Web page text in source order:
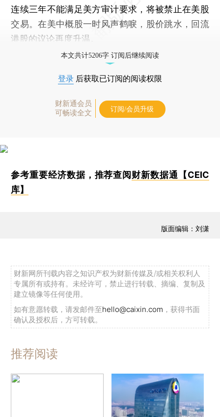
连续三年不能满足美方审计要求，将被禁止在美股
交易。在美中概股一时风声鹤唳，股价跳水，回流
港股的议论再度升温。
本文共计5206字 订阅后继续阅读
登录 后获取已订阅的阅读权限
财新通会员
可畅读全文
订阅/会员升级
参考重要经济数据，推荐查阅 财新数据通【CEIC
库】
版面编辑：刘潇
财新网所刊载内容之知识产权为财新传媒及/或相关权利人
专属所有或持有。未经许可，禁止进行转载、摘编、复制及
建立镜像等任何使用。
如有意愿转载，请发邮件至hello@caixin.com ，获得书面
确认及授权后，方可转载。
推荐阅读